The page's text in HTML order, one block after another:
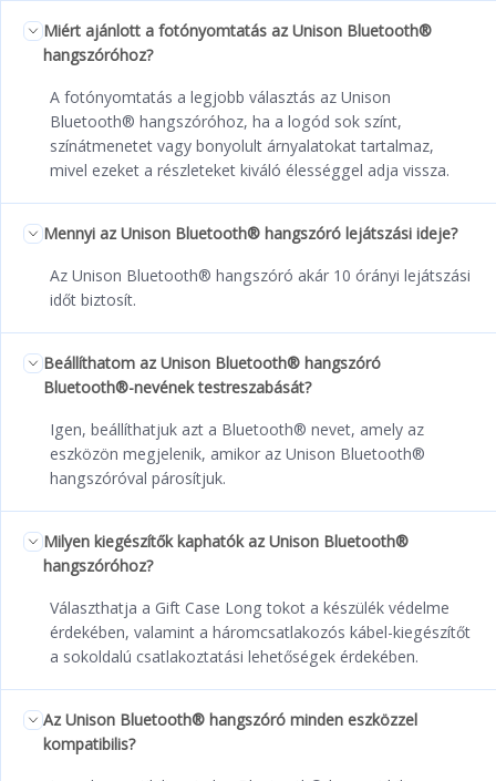
Miért ajánlott a fotónyomtatás az Unison Bluetooth®
hangszóróhoz?
A fotónyomtatás a legjobb választás az Unison
Bluetooth® hangszóróhoz, ha a logód sok színt,
színátmenetet vagy bonyolult árnyalatokat tartalmaz,
mivel ezeket a részleteket kiváló élességgel adja vissza.
Mennyi az Unison Bluetooth® hangszóró lejátszási ideje?
Az Unison Bluetooth® hangszóró akár 10 órányi lejátszási
időt biztosít.
Beállíthatom az Unison Bluetooth® hangszóró
Bluetooth®-nevének testreszabását?
Igen, beállíthatjuk azt a Bluetooth® nevet, amely az
eszközön megjelenik, amikor az Unison Bluetooth®
hangszóróval párosítjuk.
Milyen kiegészítők kaphatók az Unison Bluetooth®
hangszóróhoz?
Választhatja a Gift Case Long tokot a készülék védelme
érdekében, valamint a háromcsatlakozós kábel-kiegészítőt
a sokoldalú csatlakoztatási lehetőségek érdekében.
Az Unison Bluetooth® hangszóró minden eszközzel
kompatibilis?